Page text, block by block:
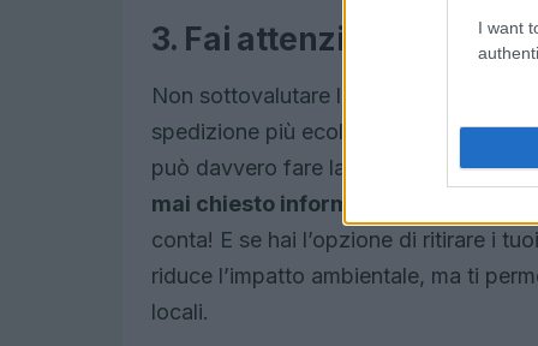
I want
3. Fai attenzione alla
Non sottovalutare l’impatto della
spedizione più ecologiche o
può davvero fare la differenza. Molti
mai chiesto informazioni sulle loro
conta! E se hai l’opzione di ritirare i
riduce l’impatto ambientale, ma ti
locali.